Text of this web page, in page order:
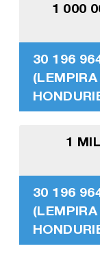
1 000
30 196
(LEMPIRA
1
30 196
(LEMPIRA